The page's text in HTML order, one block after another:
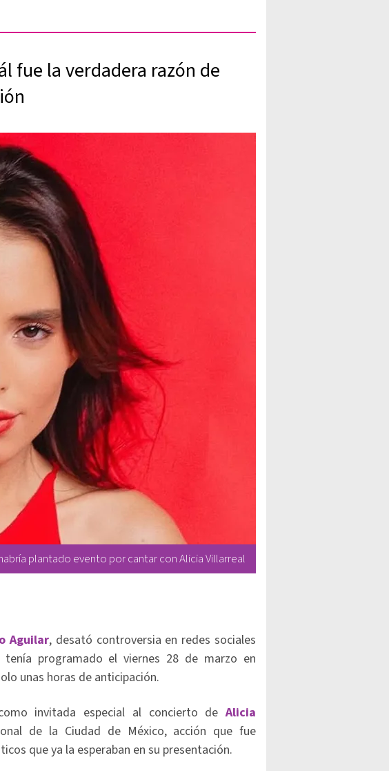
fue la verdadera razón de
plantado evento por cantar con Alicia Villarreal
Aguilar, desató controversia en redes sociales
programado el viernes 28 de marzo en
unas horas de anticipación.
invitada especial al concierto de Alicia
de la Ciudad de México, acción que fue
que ya la esperaban en su presentación.